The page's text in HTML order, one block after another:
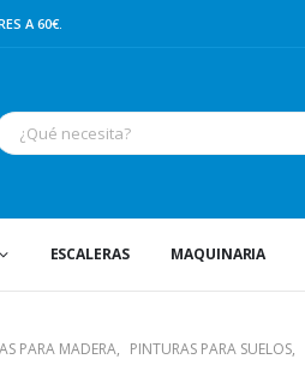
A 60€.
ESCALERAS MAQUINARIA
PARA MADERA, PINTURAS PARA SUELOS,